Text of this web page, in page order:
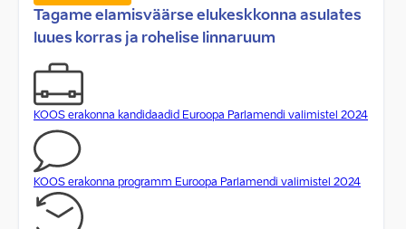
Tagame elamisväärse elukeskkonna asulates
luues korras ja rohelise linnaruum
KOOS erakonna kandidaadid Euroopa Parlamendi valimistel 2024
KOOS erakonna programm Euroopa Parlamendi valimistel 2024